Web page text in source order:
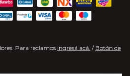
Para reclamos ingresá acá. / Botón de